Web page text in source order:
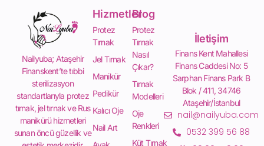
Nailyuba; Ataşehir
Finanskent’te tıbbi
sterilizasyon
standartlarıyla protez
tırnak, jel tırnak ve Rus
manikürü hizmetleri
sunan öncü güzellik ve
Hizmetler
Protez
Tırnak
Jel Tırnak
Manikür
Pedikür
Kalıcı Oje
Nail Art
Blog
Protez
Tırnak
Nasıl
Çıkar?
Tırnak
Modelleri
Oje
Renkleri
Küt Tırnak
İletişim
Finans Kent Mahallesi
Finans Caddesi No: 5
Sarphan Finans Park B
Blok / 411, 34746
Ataşehir/İstanbul
nail@nailyuba.com
0532 399 56 88